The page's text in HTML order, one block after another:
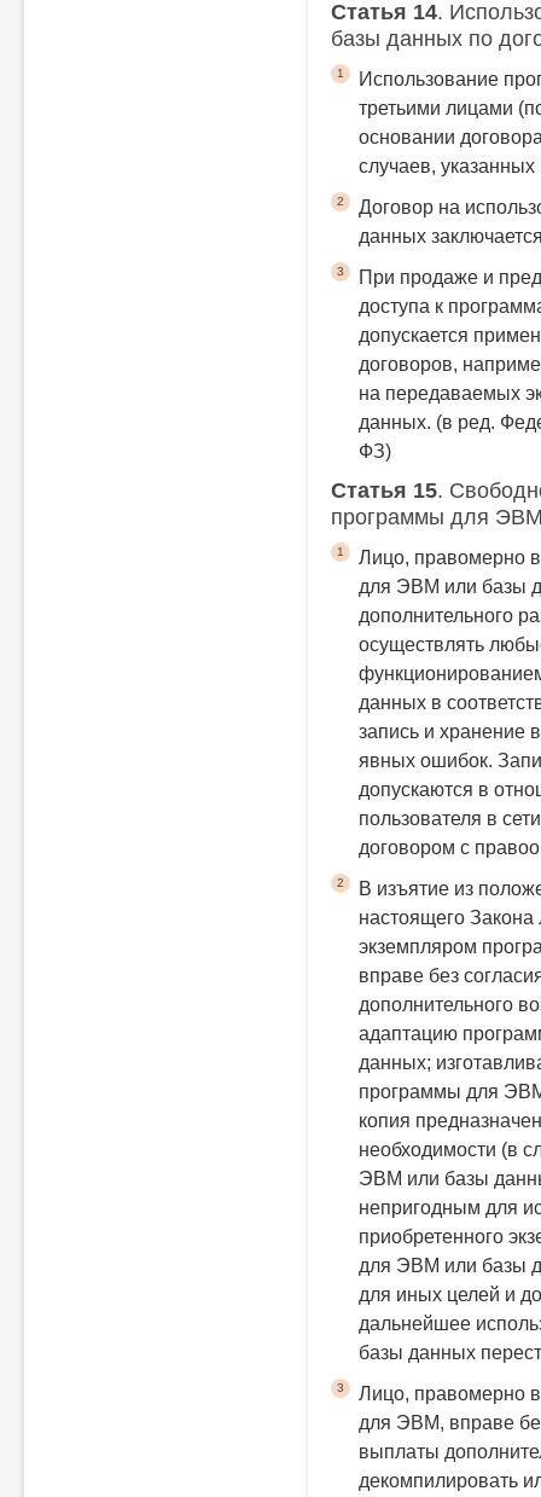
Статья 14.
базы данных по
Использование
третьими лицами
основании
случаев,
1
Договор на
данных
2
При продаже и
доступа к
допускается
договоров,
на передаваемых
данных. (в ред.
ФЗ)
3
Статья 15.
программы для
Лицо, правомерно
для ЭВМ или базы
дополнительного
осуществлять
данных в
запись и хранение
явных ошибок.
допускаются в
пользователя в
договором с
1
В изъятие из
настоящего
экземпляром
вправе без
дополнительного
адаптацию
данных;
программы для
копия
необходимости (в
ЭВМ или базы
непригодным для
приобретенного
для ЭВМ или базы
для иных целей и
дальнейшее
базы данных
2
Лицо, правомерно
для ЭВМ, вправе
выплаты
декомпилировать
3